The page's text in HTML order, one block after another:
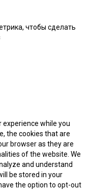
чтобы сделать
experience while you
the cookies that are
browser as they are
of the website. We
and understand
be stored in your
the option to opt-out